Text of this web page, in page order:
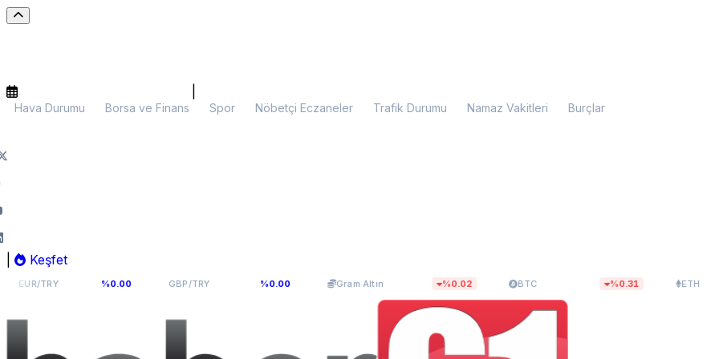
Hava Durumu Borsa ve Finans Spor Nöbetçi Eczaneler Trafik Durumu Namaz Vakitleri Burçlar
Keşfet
54,976 %0.00 GBP/TRY 64,0893 %0.00 Gram Altın6.003,39 BTC $64.618,99 ETH $1.905,87